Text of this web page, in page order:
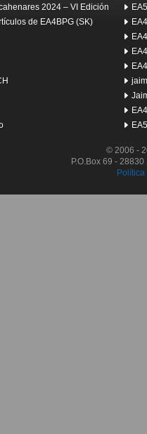
2024 – VI Edición
de EA4BPG (SK)
© 2006 -
P.O.Box 69 -